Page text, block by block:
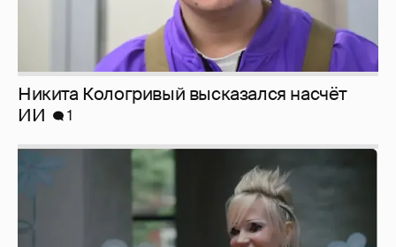
Никита Кологривый высказался насчёт
ИИ
1